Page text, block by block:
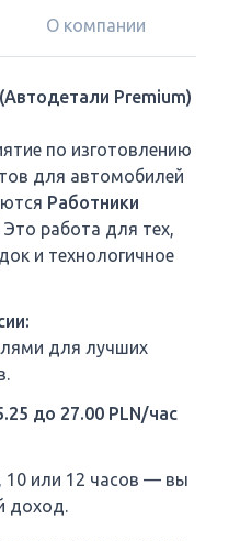
О компании
Premium)
по изготовлению
для автомобилей
Работники
Это работа для тех,
и технологичное
для лучших
до 27.00 PLN/час
10 или 12 часов — вы
доход.